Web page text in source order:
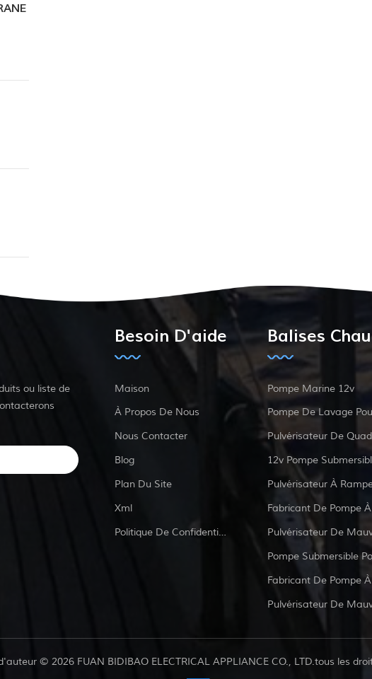
ou liste de
Besoin D'aide
Maison
À Propos De Nous
Nous Contacter
Blog
Plan Du Site
Xml
Politique De Confidentialité
Balises
Pompe Marine 12v
Pompe De Lavage
Pulvérisateur De Quad
Pulvérisateur À
Fabricant De Pompe
Pulvérisateur De
Pompe Submersible
Fabricant De Pompe
Pulvérisateur De
© 2026 FUAN BIDIBAO ELECTRICAL APPLIANCE CO., LTD.tous les